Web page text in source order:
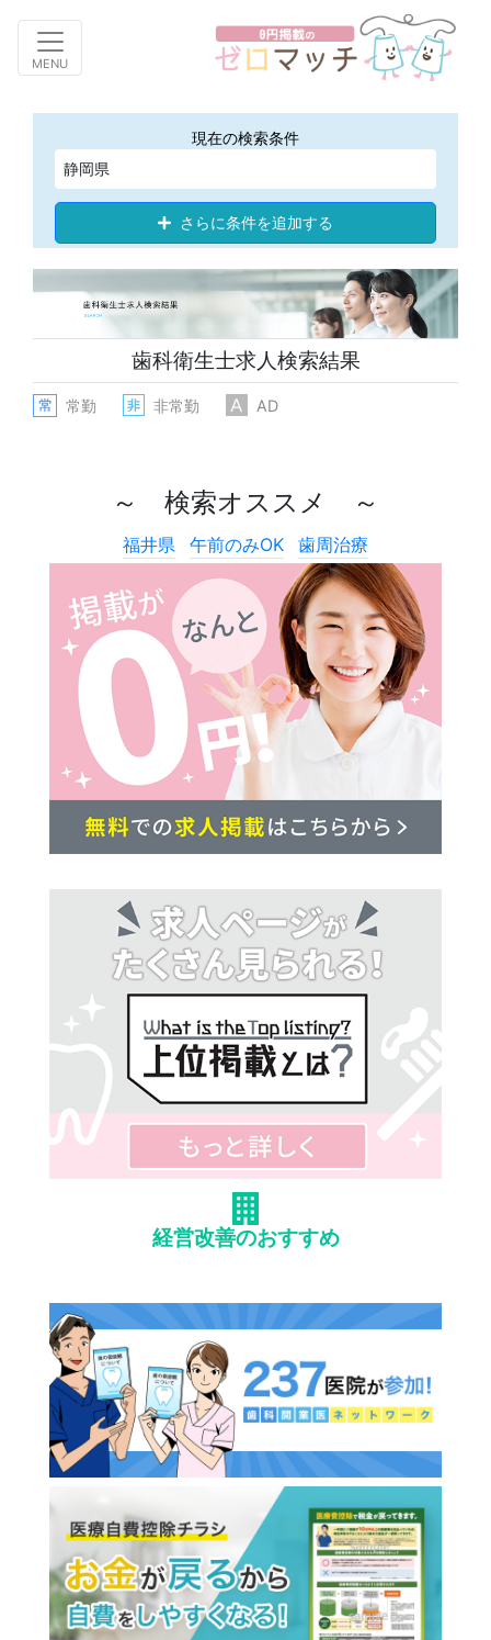
Toggle navigation
MENU
現在の検索条件
静岡県
さらに条件を追加する
歯科衛生士求人検索結果
常勤 非常勤 AD
～ 検索オススメ ～
福井県 午前のみOK 歯周治療
経営改善のおすすめ